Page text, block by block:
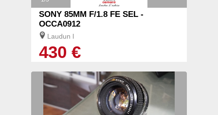
SONY 85MM F/1.8 FE SEL -
OCCA0912
Laudun l
430 €